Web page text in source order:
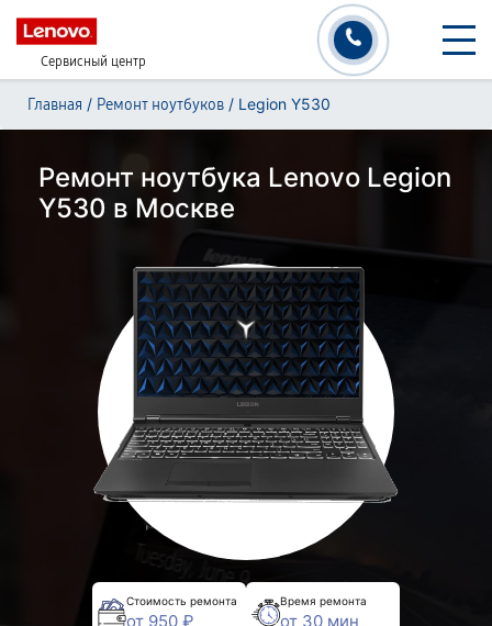
Сервисный центр
Главная / Ремонт ноутбуков / Legion Y530
Ремонт ноутбука Lenovo Legion
Y530 в Москве
Стоимость ремонта
от 950 ₽
Время ремонта
от 30 мин